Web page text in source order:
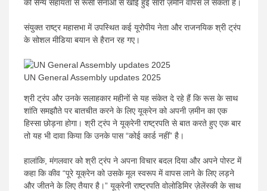
की सैन्य सहायता से रूसी सेनाओं से खोई हुई सारी ज़मीन वापस ले सकता है।
संयुक्त राष्ट्र महासभा में उपस्थित कई यूरोपीय नेता और राजनयिक श्री ट्रंप
के सोशल मीडिया बयान से हैरान रह गए।
UN General Assembly updates 2025
श्री ट्रंप और उनके सलाहकार महीनों से यह संकेत दे रहे हैं कि रूस के साथ
शांति समझौते पर बातचीत करने के लिए यूक्रेन को अपनी ज़मीन का एक
हिस्सा छोड़ना होगा। श्री ट्रंप ने यूक्रेनी राष्ट्रपति से बात करते हुए एक बार
तो यह भी दावा किया कि उनके पास “कोई कार्ड नहीं” है।
हालांकि, मंगलवार को श्री ट्रंप ने अपना विचार बदल दिया और अपने पोस्ट में
कहा कि कीव “पूरे यूक्रेन को उसके मूल स्वरूप में वापस लाने के लिए लड़ने
और जीतने के लिए तैयार है।” यूक्रेनी राष्ट्रपति वोलोडिमिर ज़ेलेंस्की के साथ